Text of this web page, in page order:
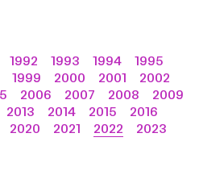
1992 1993 1994
1995
1999 2000 2001
2002
2006 2007 2008
2009
2013 2014 2015
2016
2020 2021 2022
2023